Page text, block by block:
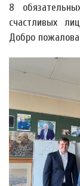
8
счастливых
Добро